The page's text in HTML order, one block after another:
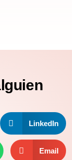
LinkedIn
Email